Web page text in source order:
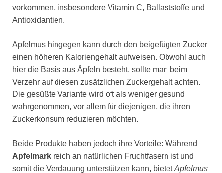
vorkommen, insbesondere Vitamin C, Ballaststoffe und
Antioxidantien.
Apfelmus hingegen kann durch den beigefügten Zucker
einen höheren Kaloriengehalt aufweisen. Obwohl auch
hier die Basis aus Äpfeln besteht, sollte man beim
Verzehr auf diesen zusätzlichen Zuckergehalt achten.
Die gesüßte Variante wird oft als weniger gesund
wahrgenommen, vor allem für diejenigen, die ihren
Zuckerkonsum reduzieren möchten.
Beide Produkte haben jedoch ihre Vorteile: Während
Apfelmark reich an natürlichen Fruchtfasern ist und
somit die Verdauung unterstützen kann, bietetApfelmus